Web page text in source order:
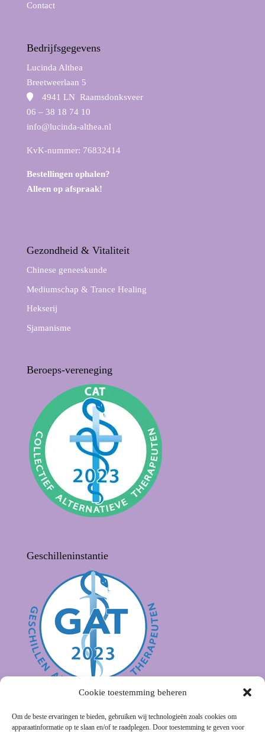
Cookie toestemming beheren
Om de beste ervaringen te bieden, gebruiken wij technologieën zoals cookies om
apparaatinformatie op te slaan en/of te raadplegen. Door toestemming te geven voor
Contact
Bedrijfsgegevens
Lucinda Althea
Breetweerlaan 5
4941 LN Raamsdonksveer
06 – 38 18 74 10
info@lucinda-althea.nl
KvK-nummer: 76832414
Bestellingen ophalen?
Alleen op afspraak!
Gezondheid & Vitaliteit
Chinese geneeskunde
Mediumschap & Trance Healing
Hekserij
Sjamanisme
Beroeps-vereneging
Geschilleninstantie